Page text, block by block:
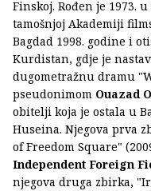
Finskoj. Rođen je 1973.
tamošnjoj Akademiji
Bagdad 1998. godine i
Kurdistan, gdje je
dugometražnu dramu
pseudonimom Ouazad
obitelji koja je ostala u
Huseina. Njegova prva
of Freedom Square"
Independent Foreign
njegova druga zbirka,